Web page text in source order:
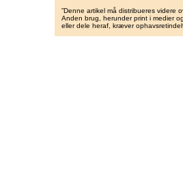
”Denne artikel må distribueres videre
Anden brug, herunder print i medier
eller dele heraf, kræver